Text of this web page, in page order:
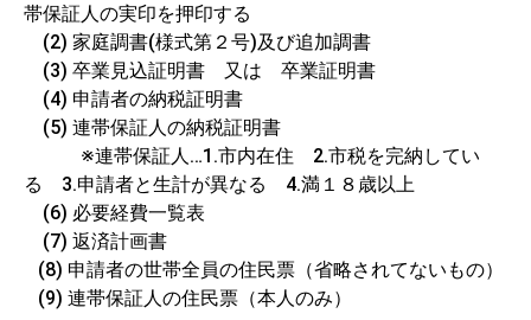
帯保証人の実印を押印する
(2) 家庭調書(様式第２号)及び追加調書
(3) 卒業見込証明書 又は 卒業証明書
(4) 申請者の納税証明書
(5) 連帯保証人の納税証明書
※連帯保証人…1.市内在住 2.市税を完納してい
る 3.申請者と生計が異なる 4.満１８歳以上
(6) 必要経費一覧表
(7) 返済計画書
(8) 申請者の世帯全員の住民票（省略されてないもの）
(9) 連帯保証人の住民票（本人のみ）